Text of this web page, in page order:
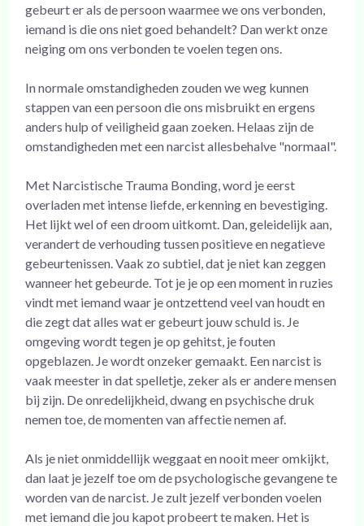
gebeurt er als de persoon waarmee we ons verbonden,
iemand is die ons niet goed behandelt? Dan werkt onze
neiging om ons verbonden te voelen tegen ons.
In normale omstandigheden zouden we weg kunnen
stappen van een persoon die ons misbruikt en ergens
anders hulp of veiligheid gaan zoeken. Helaas zijn de
omstandigheden met een narcist allesbehalve "normaal".
Met Narcistische Trauma Bonding, word je eerst
overladen met intense liefde, erkenning en bevestiging.
Het lijkt wel of een droom uitkomt. Dan, geleidelijk aan,
verandert de verhouding tussen positieve en negatieve
gebeurtenissen. Vaak zo subtiel, dat je niet kan zeggen
wanneer het gebeurde. Tot je je op een moment in ruzies
vindt met iemand waar je ontzettend veel van houdt en
die zegt dat alles wat er gebeurt jouw schuld is. Je
omgeving wordt tegen je op gehitst, je fouten
opgeblazen. Je wordt onzeker gemaakt. Een narcist is
vaak meester in dat spelletje, zeker als er andere mensen
bij zijn. De onredelijkheid, dwang en psychische druk
nemen toe, de momenten van affectie nemen af.
Als je niet onmiddellijk weggaat en nooit meer omkijkt,
dan laat je jezelf toe om de psychologische gevangene te
worden van de narcist. Je zult jezelf verbonden voelen
met iemand die jou kapot probeert te maken. Het is